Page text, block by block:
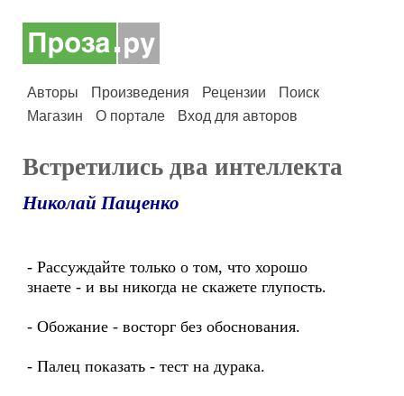
Авторы Произведения Рецензии
Поиск
Магазин
О портале Вход для авторов
Встретились два интеллекта
Николай Пащенко
- Рассуждайте только о том, что хорошо
знаете - и вы никогда не скажете глупость.
- Обожание - восторг без обоснования.
- Палец показать - тест на дурака.